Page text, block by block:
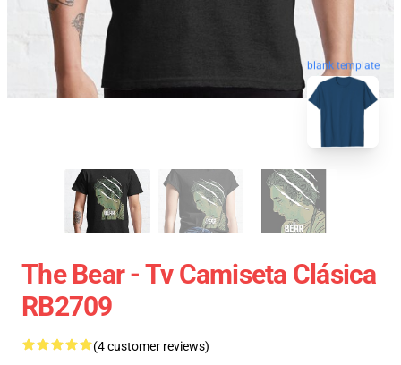
blank template
The Bear - Tv Camiseta Clásica
RB2709
(4 customer reviews)